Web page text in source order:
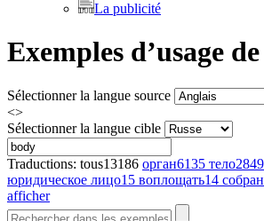
La publicité
Exemples d’usage
Sélectionner la langue source
<>
Sélectionner la langue cible
Traductions: tous13186 орган6135 тело2849
юридическое лицо15 воплощать14
afficher